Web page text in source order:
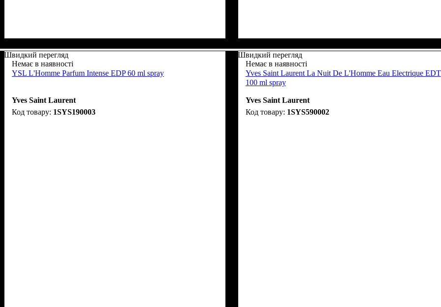
Швидкий перегляд
Немає в наявності
YSL L'Homme Parfum Intense EDP 60 ml spray
Yves Saint Laurent
1SYS190003
Швидкий перегляд
Немає в наявності
Yves Saint Laurent La Nuit De L'Homme Eau Electrique EDT
100 ml spray
Yves Saint Laurent
1SYS590002